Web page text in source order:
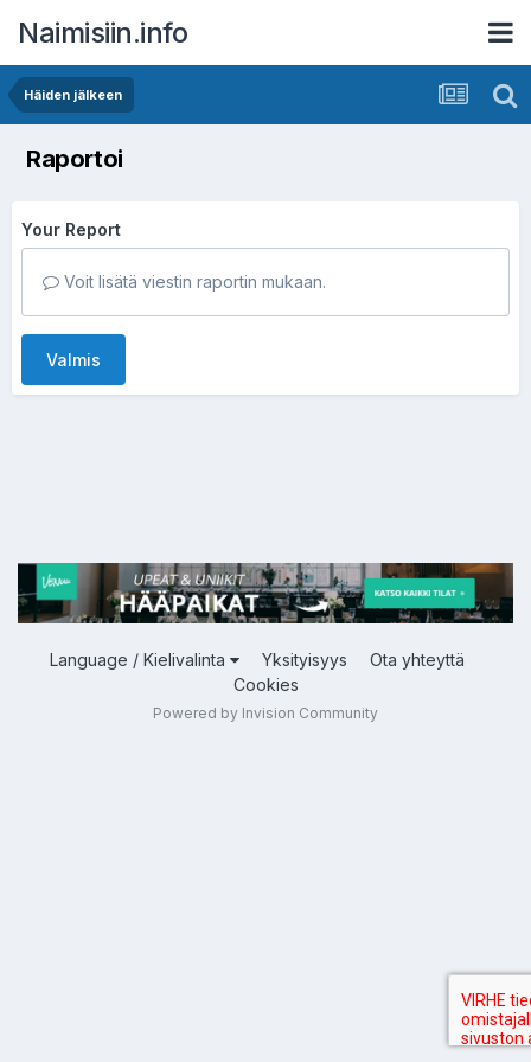
Naimisiin.info
Häiden jälkeen
Raportoi
Your Report
Voit lisätä viestin raportin mukaan.
Valmis
Language / Kielivalinta Yksityisyys
Ota yhteyttä
Cookies
Powered by Invision Community